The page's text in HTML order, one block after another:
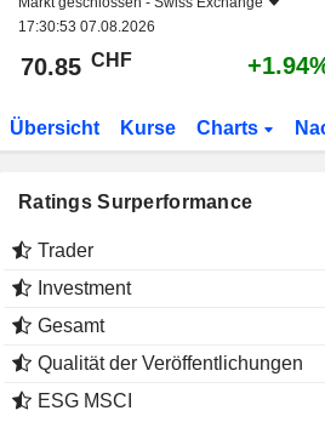
17:30:53 07.08.2026
70.85 CHF
Übersicht Kurse Charts
Ratings Surperformance
Trader
Investment
Gesamt
Qualität der Veröffentlichungen
ESG MSCI